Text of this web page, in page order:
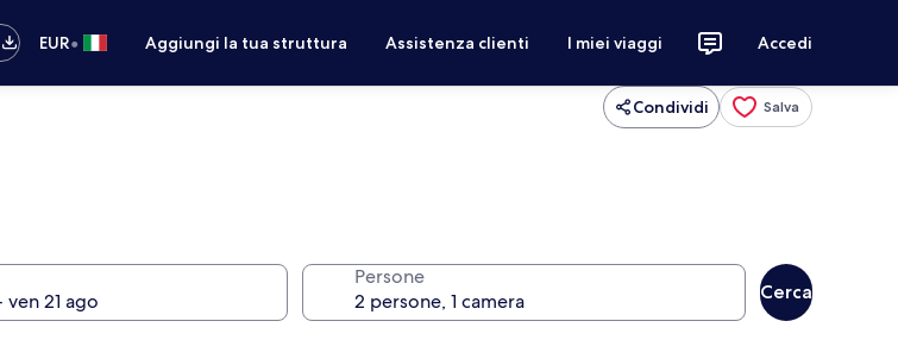
EUR• Aggiungi la tua struttura Assistenza clienti I miei viaggi Accedi
Condividi Salva
Persone
Cerca